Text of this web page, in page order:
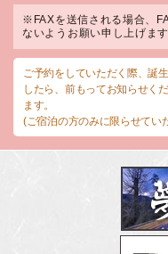
※FAXを送信される場合、
ないようお願い申し上げます
ご予約をしていただく際、誕
したら、前もってお知らせく
ます。
(ご宿泊の方のみに限らせてい